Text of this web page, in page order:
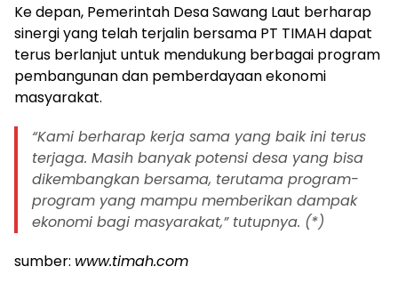
Ke depan, Pemerintah Desa Sawang Laut berharap
sinergi yang telah terjalin bersama PT TIMAH dapat
terus berlanjut untuk mendukung berbagai program
pembangunan dan pemberdayaan ekonomi
masyarakat.
“Kami berharap kerja sama yang baik ini terus
terjaga. Masih banyak potensi desa yang bisa
dikembangkan bersama, terutama program-
program yang mampu memberikan dampak
ekonomi bagi masyarakat,” tutupnya. (*)
sumber: www.timah.com